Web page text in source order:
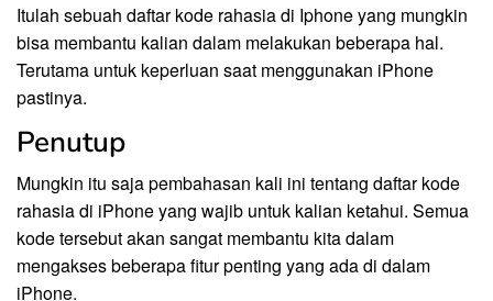
Itulah sebuah daftar kode rahasia di Iphone yang mungkin
bisa membantu kalian dalam melakukan beberapa hal.
Terutama untuk keperluan saat menggunakan iPhone
pastinya.
Penutup
Mungkin itu saja pembahasan kali ini tentang daftar kode
rahasia di iPhone yang wajib untuk kalian ketahui. Semua
kode tersebut akan sangat membantu kita dalam
mengakses beberapa fitur penting yang ada di dalam
iPhone.